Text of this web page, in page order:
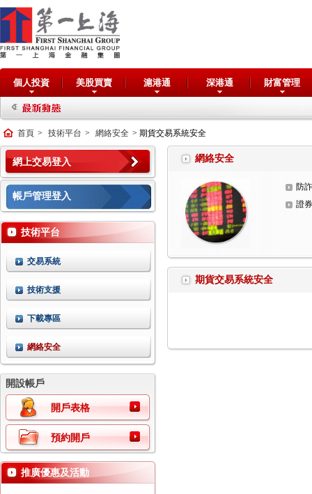
個人投資 美股買賣 滬港通 深港通 財富管理
首頁 > 技術平台 > 網絡安全 > 期貨交易系統安全
網上交易登入
帳戶管理登入
技術平台
交易系統
技術支援
下載專區
網絡安全
開設帳戶
開戶表格
預約開戶
推廣優惠及活動
網絡安全
防
證
期貨交易系統安全